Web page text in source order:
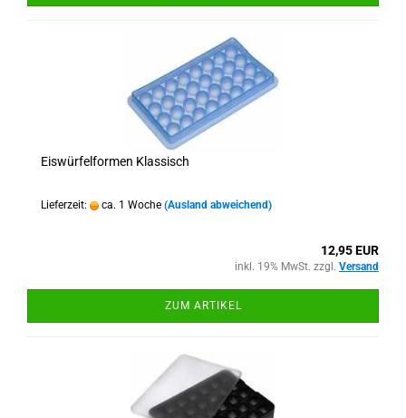
Eiswürfelformen Klassisch
Lieferzeit: ca. 1 Woche (Ausland abweichend)
12,95 EUR
inkl. 19% MwSt. zzgl. Versand
ZUM ARTIKEL